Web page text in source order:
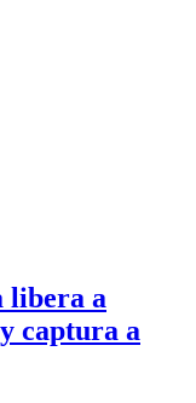
libera a
captura a